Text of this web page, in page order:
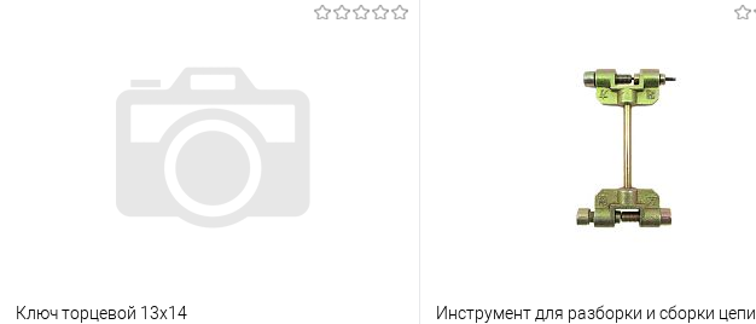
Ключ торцевой 13x14 Инструмент для разборки и сборки цепи